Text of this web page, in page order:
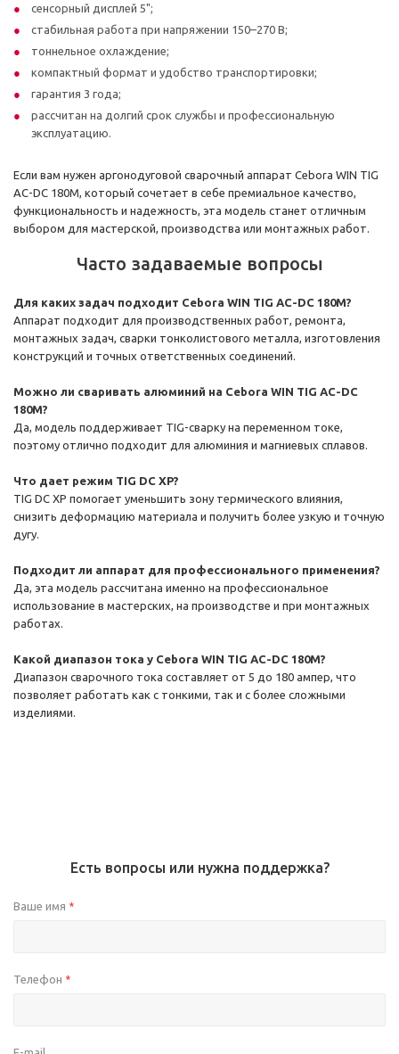
сенсорный дисплей 5";
стабильная работа при напряжении 150–270 В;
тоннельное охлаждение;
компактный формат и удобство транспортировки;
гарантия 3 года;
рассчитан на долгий срок службы и профессиональную
эксплуатацию.
Если вам нужен аргонодуговой сварочный аппарат Cebora WIN TIG
AC-DC 180M, который сочетает в себе премиальное качество,
функциональность и надежность, эта модель станет отличным
выбором для мастерской, производства или монтажных работ.
Часто задаваемые вопросы
Для каких задач подходит Cebora WIN TIG AC-DC 180M?
Аппарат подходит для производственных работ, ремонта,
монтажных задач, сварки тонколистового металла, изготовления
конструкций и точных ответственных соединений.
Можно ли сваривать алюминий на Cebora WIN TIG AC-DC
180M?
Да, модель поддерживает TIG-сварку на переменном токе,
поэтому отлично подходит для алюминия и магниевых сплавов.
Что дает режим TIG DC XP?
TIG DC XP помогает уменьшить зону термического влияния,
снизить деформацию материала и получить более узкую и точную
дугу.
Подходит ли аппарат для профессионального применения?
Да, эта модель рассчитана именно на профессиональное
использование в мастерских, на производстве и при монтажных
работах.
Какой диапазон тока у Cebora WIN TIG AC-DC 180M?
Диапазон сварочного тока составляет от 5 до 180 ампер, что
позволяет работать как с тонкими, так и с более сложными
изделиями.
Есть вопросы или нужна поддержка?
Ваше имя *
Телефон *